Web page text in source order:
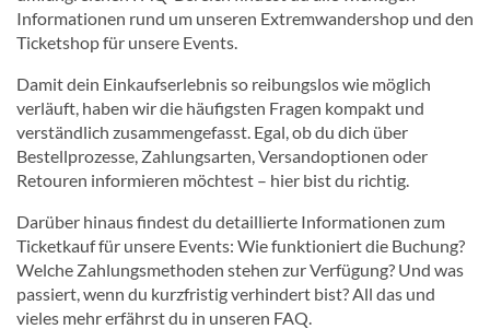
Informationen rund um unseren Extremwandershop und den
Ticketshop für unsere Events.
Damit dein Einkaufserlebnis so reibungslos wie möglich
verläuft, haben wir die häufigsten Fragen kompakt und
verständlich zusammengefasst. Egal, ob du dich über
Bestellprozesse, Zahlungsarten, Versandoptionen oder
Retouren informieren möchtest – hier bist du richtig.
Darüber hinaus findest du detaillierte Informationen zum
Ticketkauf für unsere Events: Wie funktioniert die Buchung?
Welche Zahlungsmethoden stehen zur Verfügung? Und was
passiert, wenn du kurzfristig verhindert bist? All das und
vieles mehr erfährst du in unseren FAQ.